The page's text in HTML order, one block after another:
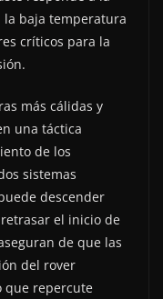
la baja temperatura
críticos para la
más cálidas y
una táctica
de los
sistemas
descender
el inicio de
de que las
del rover
que repercute